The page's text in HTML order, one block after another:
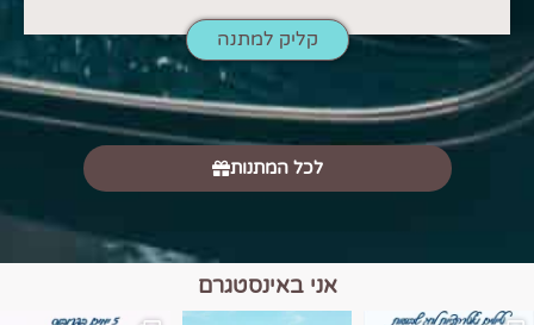
קליק למתנה
לכל המתנות
אני באינסטגרם
הם הגבול 💙🩵